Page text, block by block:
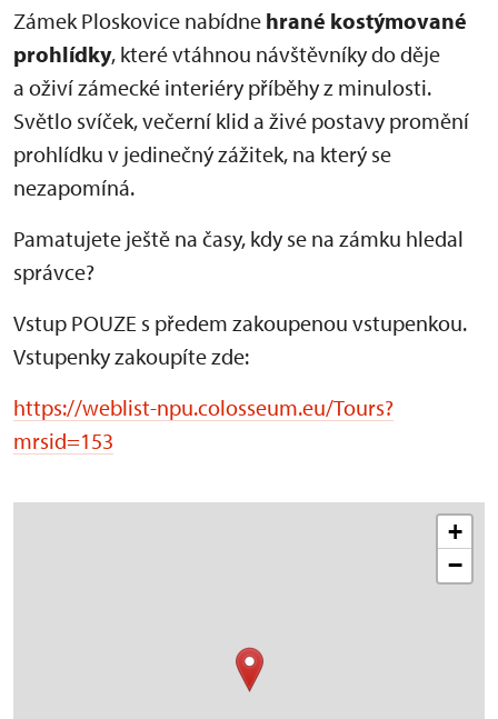
Zámek Ploskovice nabídne hrané kostýmované
prohlídky, které vtáhnou návštěvníky do děje
a oživí zámecké interiéry příběhy z minulosti.
Světlo svíček, večerní klid a živé postavy promění
prohlídku v jedinečný zážitek, na který se
nezapomíná.
Pamatujete ještě na časy, kdy se na zámku hledal
správce?
Vstup POUZE s předem zakoupenou vstupenkou.
Vstupenky zakoupíte zde:
https://weblist-npu.colosseum.eu/Tours?
mrsid=153
+
−